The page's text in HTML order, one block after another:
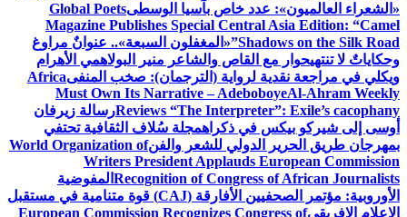
«الشعراء العالميون»: عدد خاص بآسيا الوسطىGlobal Poets
Magazine Publishes Special Central Asia Edition: “Camel
Shadows on the Silk Road” «المغفلون السبعة».. عنوانٌ مراوغ
وحكاياتٌ لا تنتهيحوار مع القاص والشاعر منير البولاهمي الأهرام
ويكلي في مراجعة نقدية لرواية (الترجمان): صخب المنفىAfrica
Must Own Its Narrative – AdeboboyeAl-Ahram Weekly
Reviews “The Interpreter”: Exile’s cacophanyرسالة زيرفان
أوسى إلى شيركو بيكس في ذكراهمجلة سُلاف الثقافية تحتفي
بمهرجان طريق الحرير الدولي للشعر والفنWorld Organization of
Writers President Applauds European Commission
Recognition of Congress of African Journalists المفوضية
الأوروبية: مؤتمر الصحفيين الأفارقة (CAJ) قوة متنامية في مستقبل
الإعلام الإفريقيEuropean Commission Recognizes Congress of